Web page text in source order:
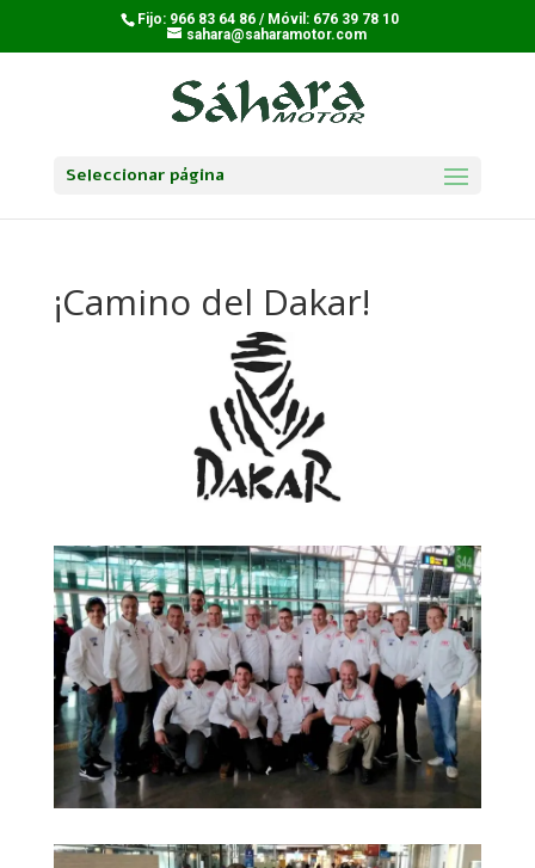
Fijo: 966 83 64 86 / Móvil: 676 39 78 10
sahara@saharamotor.com
Seleccionar página
¡Camino del Dakar!